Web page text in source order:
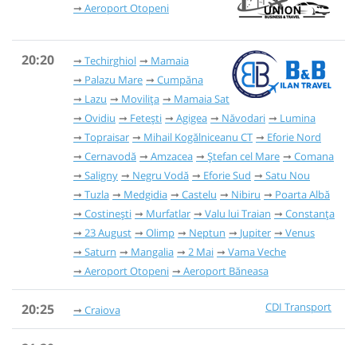
Aeroport Otopeni
20:20 Techirghiol
Mamaia
Palazu Mare
Cumpăna
Lazu
Movilița
Mamaia Sat
Ovidiu
Fetești Agigea Năvodari
Lumina
Topraisar
Mihail Kogălniceanu CT
Eforie Nord
Cernavodă
Amzacea Ștefan cel Mare
Comana
Saligny
Negru Vodă Eforie Sud
Satu Nou
Tuzla
Medgidia Castelu Nibiru
Poarta Albă
Costinești
Murfatlar Valu lui Traian
Constanța
23 August
Olimp Neptun Jupiter
Venus
Saturn
Mangalia 2 Mai
Vama Veche
Aeroport Otopeni
Aeroport Băneasa
20:25 CDI Transport
Craiova